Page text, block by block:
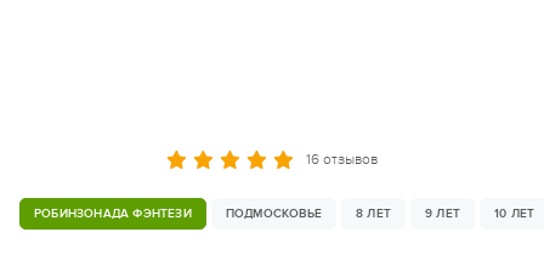
16 отзывов
РОБИНЗОНАДА ФЭНТЕЗИ ПОДМОСКОВЬЕ 8 ЛЕТ 9 ЛЕТ 10 ЛЕТ